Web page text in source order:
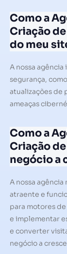
Como a
Criação
do meu
A nossa
segurança,
atualizações de
ameaças
Como a
Criação
negócio a
A nossa
atraente e
para motores
e implementar
e converter
negócio a